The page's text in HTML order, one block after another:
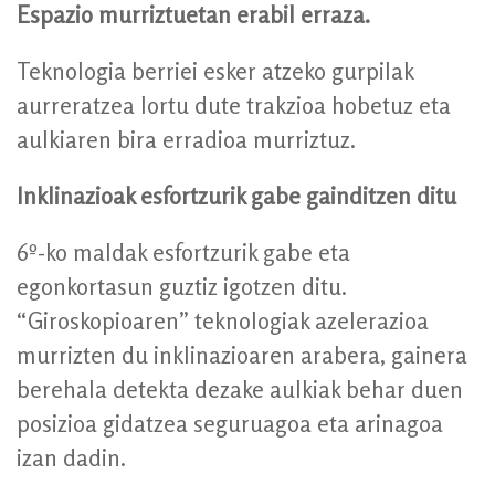
Espazio murriztuetan erabil erraza.
Teknologia berriei esker atzeko gurpilak
aurreratzea lortu dute trakzioa hobetuz eta
aulkiaren bira erradioa murriztuz.
Inklinazioak esfortzurik gabe gainditzen ditu
6º-ko maldak esfortzurik gabe eta
egonkortasun guztiz igotzen ditu.
“Giroskopioaren” teknologiak azelerazioa
murrizten du inklinazioaren arabera, gainera
berehala detekta dezake aulkiak behar duen
posizioa gidatzea seguruagoa eta arinagoa
izan dadin.